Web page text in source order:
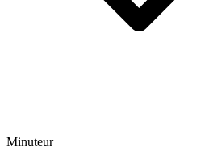
Minuteur